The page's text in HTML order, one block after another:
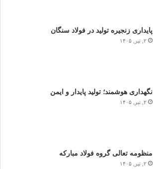
پایداری زنجیره تولید در فولاد سنگان
۲, تیر, ۱۴۰۵
نگهداری هوشمند؛ تولید پایدار و ایمن
۲, تیر, ۱۴۰۵
منظومه تعالی گروه فولاد مبارکه
۲, تیر, ۱۴۰۵